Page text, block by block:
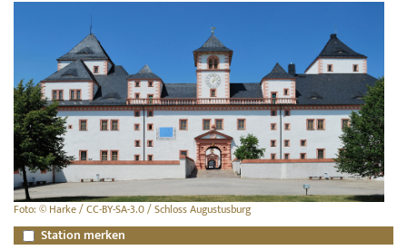
Foto: © Harke / CC-BY-SA-3.0 / Schloss Augustusburg
Station merken